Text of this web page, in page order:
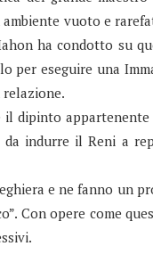
vuoto e
ha condotto su
per eseguire una
dipinto appartenente
da indurre il Reni a
e ne fanno un
Con opere come